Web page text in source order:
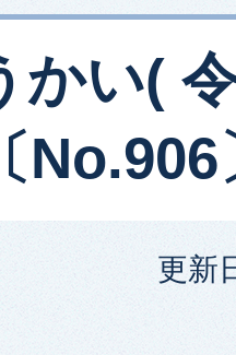
かい(
No.906
更新